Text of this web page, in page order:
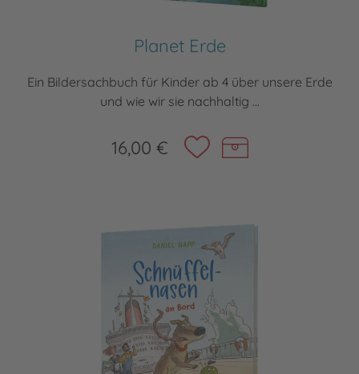
Planet Erde
Ein Bildersachbuch für Kinder ab 4 über unsere Erde
und wie wir sie nachhaltig ...
16,00 €